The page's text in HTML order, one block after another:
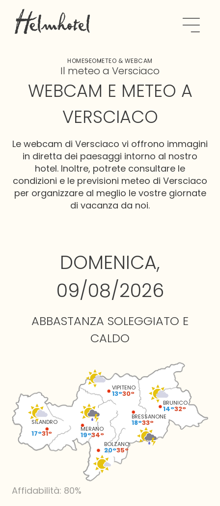
HOMESEOMETEO & WEBCAM
Il meteo a Versciaco
WEBCAM E METEO A
VERSCIACO
Le webcam di Versciaco vi offrono immagini
in diretta dei paesaggi intorno al nostro
hotel. Inoltre, potrete consultare le
condizioni e le previsioni meteo di Versciaco
per organizzare al meglio le vostre giornate
di vacanza da noi.
DOMENICA,
09/08/2026
ABBASTANZA SOLEGGIATO E
CALDO
SILANDRO
17°31°
MERANO
19°34°
BOLZANO
20°35°
VIPITENO
13°30°
BRESSANONE
18°33°
BRUNICO
14°32°
Affidabilità: 80%